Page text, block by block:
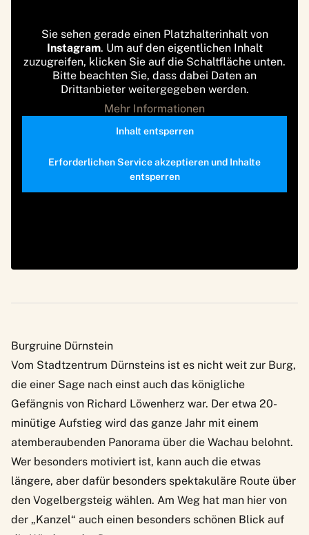
Sie sehen gerade einen Platzhalterinhalt von
Instagram. Um auf den eigentlichen Inhalt
zuzugreifen, klicken Sie auf die Schaltfläche unten.
Bitte beachten Sie, dass dabei Daten an
Drittanbieter weitergegeben werden.
Mehr Informationen
Inhalt entsperren
Erforderlichen Service akzeptieren und Inhalte
entsperren
Burgruine Dürnstein
Vom Stadtzentrum Dürnsteins ist es nicht weit zur Burg,
die einer Sage nach einst auch das königliche
Gefängnis von Richard Löwenherz war. Der etwa 20-
minütige Aufstieg wird das ganze Jahr mit einem
atemberaubenden Panorama über die Wachau belohnt.
Wer besonders motiviert ist, kann auch die etwas
längere, aber dafür besonders spektakuläre Route über
den Vogelbergsteig wählen. Am Weg hat man hier von
der „Kanzel“ auch einen besonders schönen Blick auf